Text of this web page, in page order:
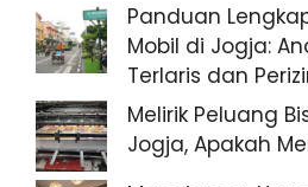
Panduan
Mobil di Jogja:
Terlaris dan
Melirik Peluang
Jogja, Apakah